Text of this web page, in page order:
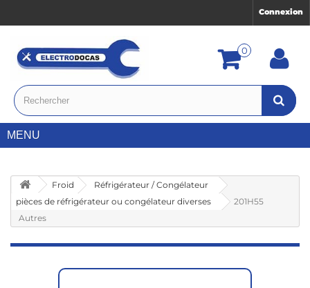
Connexion
0
MENU
Froid
Réfrigérateur / Congélateur
pièces de réfrigérateur ou congélateur diverses
201H55
Autres